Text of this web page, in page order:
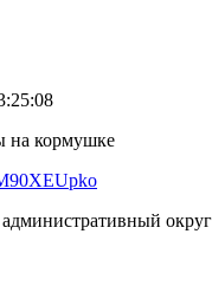
на кормушке
округ